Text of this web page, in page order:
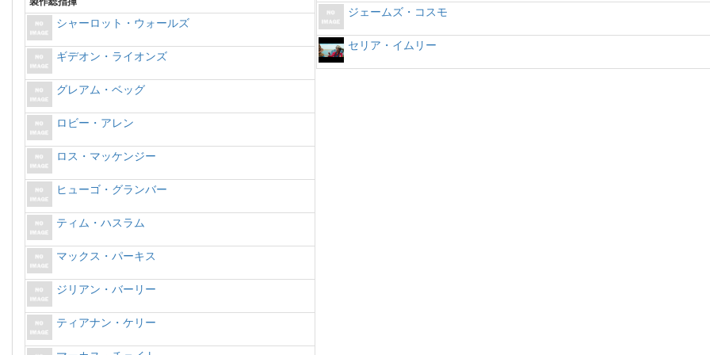
シャーロット・ウォールズ
ギデオン・ライオンズ
グレアム・ベッグ
ロビー・アレン
ロス・マッケンジー
ヒューゴ・グランバー
ティム・ハスラム
マックス・パーキス
ジリアン・バーリー
ティアナン・ケリー
ジェームズ・コスモ
セリア・イムリー